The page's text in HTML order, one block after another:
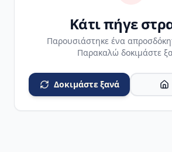
Κάτι πήγε
Παρουσιάστηκε ένα
Παρακαλώ δοκιμάστε
Δοκιμάστε ξανά